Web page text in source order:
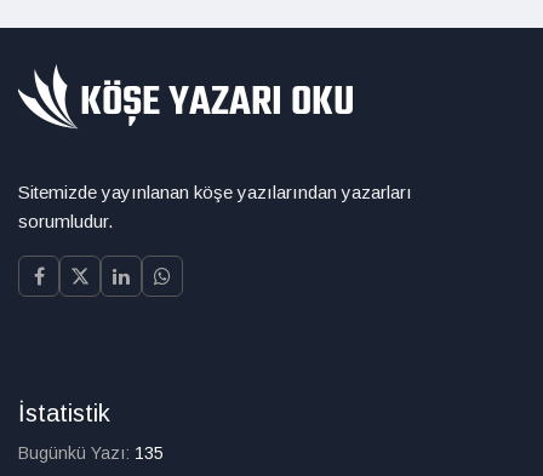
Sitemizde yayınlanan köşe yazılarından yazarları
sorumludur.
İstatistik
Bugünkü Yazı: 135